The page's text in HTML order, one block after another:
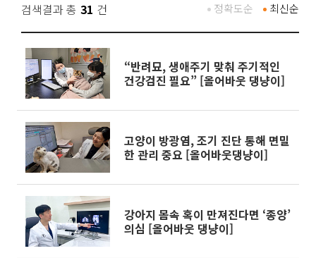
검색결과 총 31 건 최신순
정확도순
“반려묘, 생애주기 맞춰 주기적인
건강검진 필요” [올어바웃 댕냥이]
고양이 방광염, 조기 진단 통해 면밀
한 관리 중요 [올어바웃댕냥이]
강아지 몸속 혹이 만져진다면 ‘종양’
의심 [올어바웃 댕냥이]